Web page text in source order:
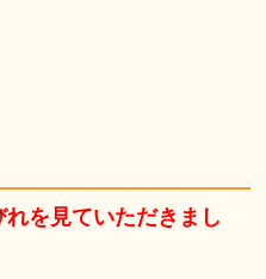
を見ていただきまし